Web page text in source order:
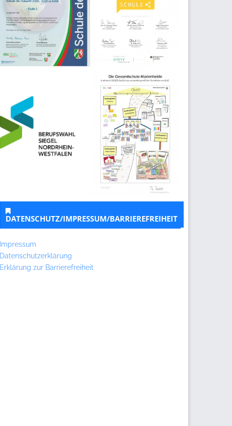
DATENSCHUTZ/IMPRESSUM/BARRIEREFREIHEIT
Impressum
Datenschutzerklärung
Erklärung zur Barrierefreiheit